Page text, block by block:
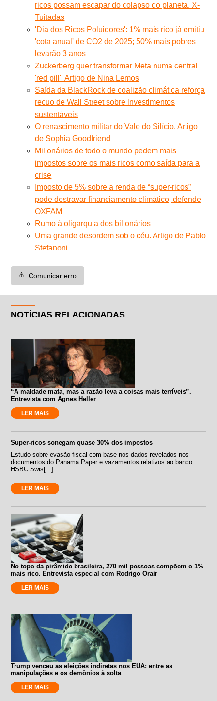
ricos possam escapar do colapso do planeta. X-
Tuitadas
'Dia dos Ricos Poluidores': 1% mais rico já emitiu
'cota anual' de CO2 de 2025; 50% mais pobres
levarão 3 anos
Zuckerberg quer transformar Meta numa central
'red pill'. Artigo de Nina Lemos
Saída da BlackRock de coalizão climática reforça
recuo de Wall Street sobre investimentos
sustentáveis
O renascimento militar do Vale do Silício. Artigo
de Sophia Goodfriend
Milionários de todo o mundo pedem mais
impostos sobre os mais ricos como saída para a
crise
Imposto de 5% sobre a renda de “super-ricos”
pode destravar financiamento climático, defende
OXFAM
Rumo à oligarquia dos bilionários
Uma grande desordem sob o céu. Artigo de Pablo
Stefanoni
⚠️ Comunicar erro
NOTÍCIAS RELACIONADAS
“A maldade mata, mas a razão leva a coisas mais terríveis”.
Entrevista com Agnes Heller
LER MAIS
Super-ricos sonegam quase 30% dos impostos
Estudo sobre evasão fiscal com base nos dados revelados nos
documentos do Panama Paper e vazamentos relativos ao banco
HSBC Swis[...]
LER MAIS
No topo da pirâmide brasileira, 270 mil pessoas compõem o 1%
mais rico. Entrevista especial com Rodrigo Orair
LER MAIS
Trump venceu as eleições indiretas nos EUA: entre as
manipulações e os demônios à solta
LER MAIS